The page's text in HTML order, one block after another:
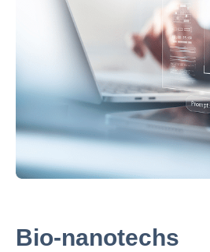
Bio-nanotechs